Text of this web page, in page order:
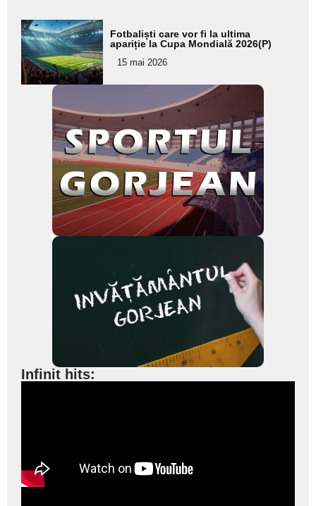
Adaugă
aici textul
pentru
subtitlu
Fotbaliști care vor fi la ultima
apariție la Cupa Mondială 2026(P)
15 mai 2026
Infinit hits: